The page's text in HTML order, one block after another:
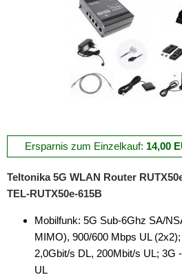
Ersparnis zum Einzelkauf: 14,00
Teltonika 5G WLAN Router
TEL-RUTX50e-615B
Mobilfunk: 5G Sub-6Ghz SA/
MIMO), 900/600 Mbps UL
2,0Gbit/s DL, 200Mbit/s UL; 3G
UL